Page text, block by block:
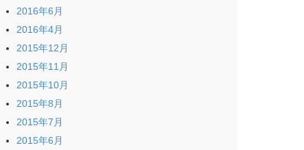
2016年6月
2016年4月
2015年12月
2015年11月
2015年10月
2015年8月
2015年7月
2015年6月